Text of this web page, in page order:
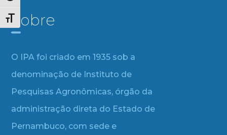
Alternar tamanho da fonte
Sobre
O IPA foi criado em 1935 sob a
denominação de Instituto de
Pesquisas Agronômicas, órgão da
administração direta do Estado de
Pernambuco, com sede e